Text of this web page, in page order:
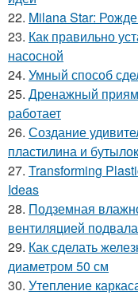
22. Milana Star:
23. Как правильно
насосной
24. Умный способ
25. Дренажный
работает
26. Создание
пластилина и бутылок
27. Transforming
Ideas
28. Подземная
вентиляцией подвала
29. Как сделать
диаметром 50 см
30. Утепление